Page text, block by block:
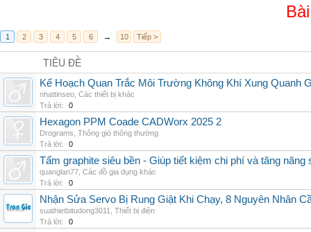
1 2 3 4 5 6 → 10 Tiếp >
TIÊU ĐỀ
Kế Hoạch Quan Trắc Môi Trường Không Khí Xung Quanh
nhattinseo Các thiết bị khác
Trả lời:
0
Hexagon PPM Coade CADWorx 2025 2
Drograms Thông gió thông thường
Trả lời:
0
Tấm graphite siêu bền - Giúp tiết kiệm chi phí và tăng năng
quanglan77 Các đồ gia dụng khác
Trả lời:
0
Nhận Sửa Servo Bị Rung Giật Khi Chạy, 8 Nguyên Nhân
suathietbitudong3011
Thiết bị điện
Trả lời:
0